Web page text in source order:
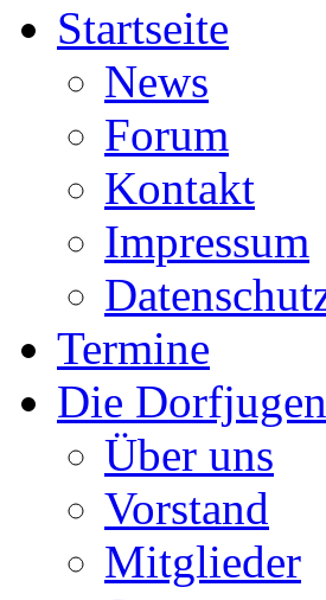
Startseite
News
Forum
Kontakt
Impressum
Termine
Die
Über uns
Vorstand
Mitglieder